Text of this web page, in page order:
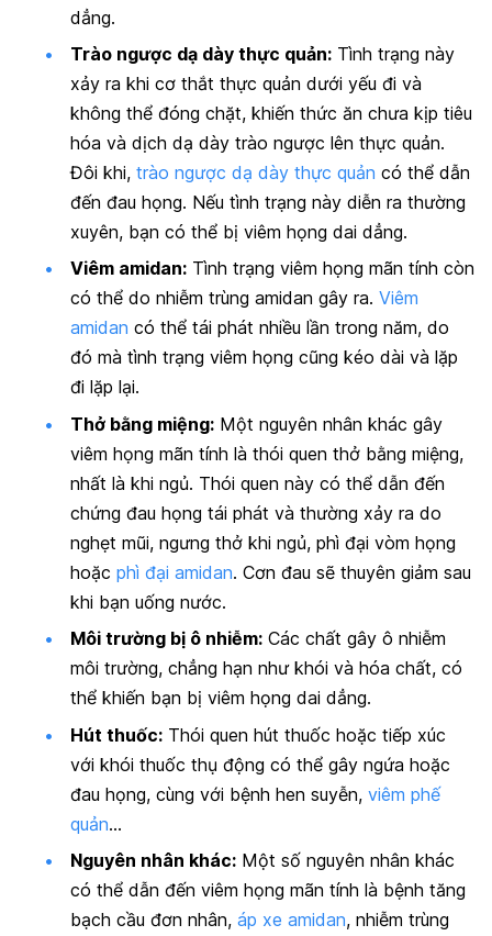
dẳng.
Trào ngược dạ dày thực quản: Tình trạng này
xảy ra khi cơ thắt thực quản dưới yếu đi và
không thể đóng chặt, khiến thức ăn chưa kịp tiêu
hóa và dịch dạ dày trào ngược lên thực quản.
Đôi khi, trào ngược dạ dày thực quản có thể dẫn
đến đau họng. Nếu tình trạng này diễn ra thường
xuyên, bạn có thể bị viêm họng dai dẳng.
Viêm amidan: Tình trạng viêm họng mãn tính còn
có thể do nhiễm trùng amidan gây ra. Viêm
amidan có thể tái phát nhiều lần trong năm, do
đó mà tình trạng viêm họng cũng kéo dài và lặp
đi lặp lại.
Thở bằng miệng: Một nguyên nhân khác gây
viêm họng mãn tính là thói quen thở bằng miệng,
nhất là khi ngủ. Thói quen này có thể dẫn đến
chứng đau họng tái phát và thường xảy ra do
nghẹt mũi, ngưng thở khi ngủ, phì đại vòm họng
hoặc phì đại amidan. Cơn đau sẽ thuyên giảm sau
khi bạn uống nước.
Môi trường bị ô nhiễm: Các chất gây ô nhiễm
môi trường, chẳng hạn như khói và hóa chất, có
thể khiến bạn bị viêm họng dai dẳng.
Hút thuốc: Thói quen hút thuốc hoặc tiếp xúc
với khói thuốc thụ động có thể gây ngứa hoặc
đau họng, cùng với bệnh hen suyễn, viêm phế
quản…
Nguyên nhân khác: Một số nguyên nhân khác
có thể dẫn đến viêm họng mãn tính là bệnh tăng
bạch cầu đơn nhân, áp xe amidan, nhiễm trùng